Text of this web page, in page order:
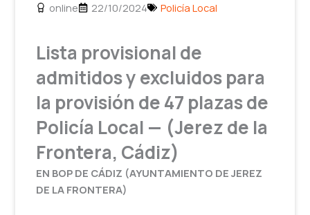
online 22/10/2024 Policía Local
Lista provisional de
admitidos y excluidos para
la provisión de 47 plazas de
Policía Local — (Jerez de la
Frontera, Cádiz)
EN BOP DE CÁDIZ (AYUNTAMIENTO DE JEREZ
DE LA FRONTERA)